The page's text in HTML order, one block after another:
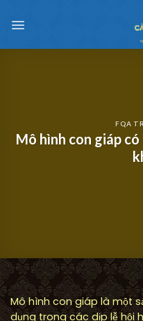
đến
dung
FQA
Mô hình con giáp
Mô hình con giáp là một
dụng trong các dịp lễ hội